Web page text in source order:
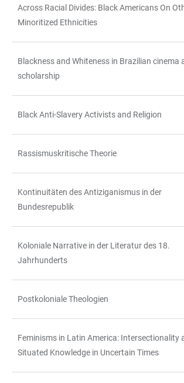
Across Racial Divides: Black Americans On
Minoritized Ethnicities
Blackness and Whiteness in Brazilian cinema
scholarship
Black Anti-Slavery Activists and Religion
Rassismuskritische Theorie
Kontinuitäten des Antiziganismus in der
Bundesrepublik
Koloniale Narrative in der Literatur des 18.
Jahrhunderts
Postkoloniale Theologien
Feminisms in Latin America: Intersectionality
Situated Knowledge in Uncertain Times